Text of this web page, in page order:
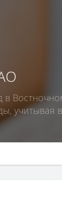
учитывая